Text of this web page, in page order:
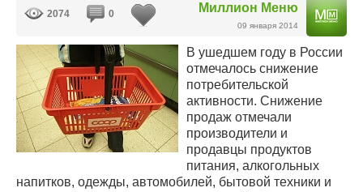
Миллион Меню
09 января 2014
2074 0
В ушедшем году в России
отмечалось снижение
потребительской
активности. Снижение
продаж отмечали
производители и
продавцы продуктов
питания, алкогольных
напитков, одежды, автомобилей, бытовой техники и